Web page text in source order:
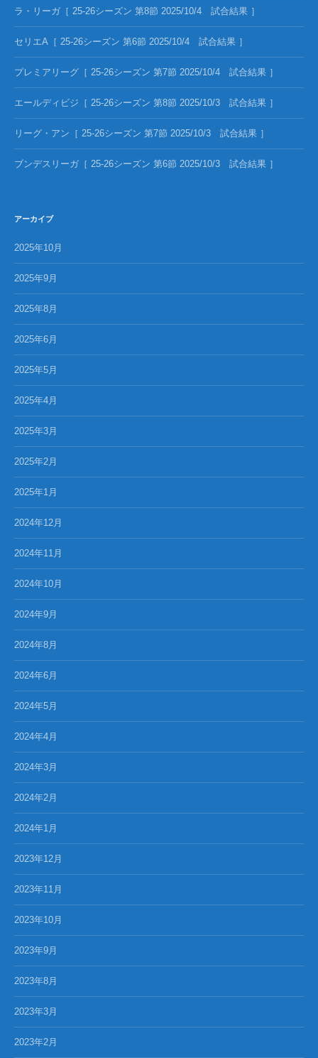
ラ・リーガ［ 25-26シーズン 第8節 2025/10/4 試合結果 ］
セリエA［ 25-26シーズン 第6節 2025/10/4 試合結果 ］
プレミアリーグ［ 25-26シーズン 第7節 2025/10/4 試合結果 ］
エールディビジ［ 25-26シーズン 第8節 2025/10/3 試合結果 ］
リーグ・アン［ 25-26シーズン 第7節 2025/10/3 試合結果 ］
ブンデスリーガ［ 25-26シーズン 第6節 2025/10/3 試合結果 ］
アーカイブ
2025年10月
2025年9月
2025年8月
2025年6月
2025年5月
2025年4月
2025年3月
2025年2月
2025年1月
2024年12月
2024年11月
2024年10月
2024年9月
2024年8月
2024年6月
2024年5月
2024年4月
2024年3月
2024年2月
2024年1月
2023年12月
2023年11月
2023年10月
2023年9月
2023年8月
2023年3月
2023年2月